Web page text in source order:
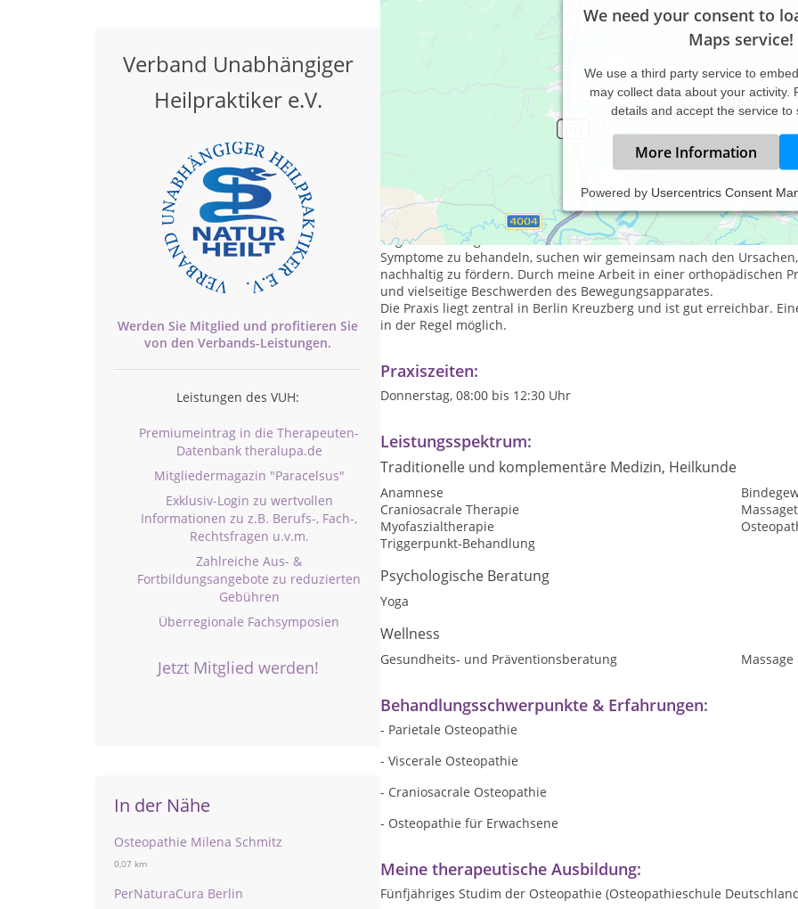
Verband Unabhängiger
Heilpraktiker e.V.
Werden Sie Mitglied und profitieren Sie
von den Verbands-Leistungen.
Leistungen des VUH:
Premiumeintrag in die Therapeuten-
Datenbank theralupa.de
Mitgliedermagazin "Paracelsus"
Exklusiv-Login zu wertvollen
Informationen zu z.B. Berufs-, Fach-,
Rechtsfragen u.v.m.
Zahlreiche Aus- &
Fortbildungsangebote zu reduzierten
Gebühren
Überregionale Fachsymposien
Jetzt Mitglied werden!
In der Nähe
Osteopathie Milena Schmitz
0,07 km
PerNaturaCura Berlin
We need your consent to
Maps service!
We use a third party service to
may collect data about your activity.
details and accept the service to
More Information
Powered by Usercentrics Consent
Ich bin Heilpraktiker und habe fünf Jahre lang Osteopathie studiert
In meiner Praxis begleite ich Menschen dabei, die Signale ihres
Regulationsfähigkeit zu stärken. Mein Ansatz basiert auf dem
Symptome zu behandeln, suchen wir gemeinsam nach den
nachhaltig zu fördern. Durch meine Arbeit in einer orthopädischen
und vielseitige Beschwerden des Bewegungsapparates.
Die Praxis liegt zentral in Berlin Kreuzberg und ist gut erreichbar.
in der Regel möglich.
Praxiszeiten:
Donnerstag, 08:00 bis 12:30 Uhr
Leistungsspektrum:
Traditionelle und komplementäre Medizin, Heilkunde
Anamnese
Craniosacrale Therapie
Myofaszialtherapie
Triggerpunkt-Behandlung
Psychologische Beratung
Yoga
Wellness
Gesundheits- und Präventionsberatung Massage
Behandlungsschwerpunkte & Erfahrungen:
- Parietale Osteopathie
- Viscerale Osteopathie
- Craniosacrale Osteopathie
- Osteopathie für Erwachsene
Meine therapeutische Ausbildung:
Fünfjähriges Studim der Osteopathie (Osteopathieschule